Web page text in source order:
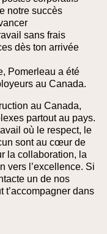
notre succès
sans frais
dès ton arrivée
Pomerleau a été
au Canada.
au Canada,
partout au pays.
où le respect, le
sont au cœur de
la collaboration, la
vers l’excellence. Si
un de nos
t’accompagner dans